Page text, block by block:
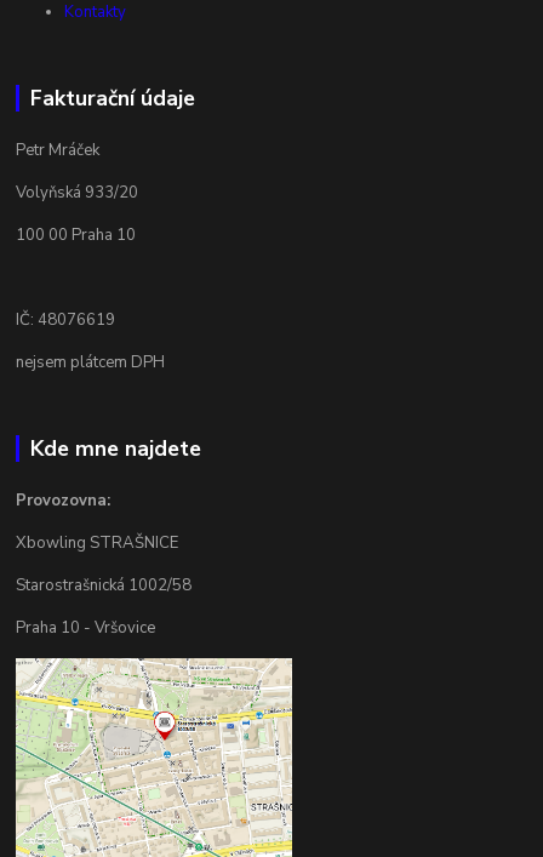
Kontakty
Fakturační údaje
Petr Mráček
Volyňská 933/20
100 00 Praha 10
IČ: 48076619
nejsem plátcem DPH
Kde mne najdete
Provozovna:
Xbowling STRAŠNICE
Starostrašnická 1002/58
Praha 10 - Vršovice